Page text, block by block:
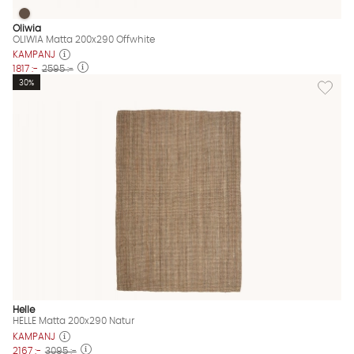
OLIWIA Matta 200x290 Offwhite Finns även i dessa färger:
OLIWIA Matta 200x290 Offwhite
Oliwia
OLIWIA Matta 200x290 Offwhite
KAMPANJ
1817 :- 2595 :-
Lägg
30%
Helle
HELLE Matta 200x290 Natur
KAMPANJ
2167 :- 3095 :-